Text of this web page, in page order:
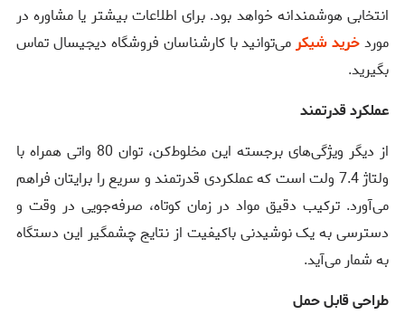
انتخابی هوشمندانه خواهد بود. برای اطلاعات بیشتر یا مشاوره در
موردخرید شیکرمی‌توانید با کارشناسان فروشگاه دیجیسال تماس
بگیرید.
عملکرد قدرتمند
از دیگر ویژگی‌های برجسته این مخلوط‌کن، توان 80 واتی همراه با
ولتاژ 7.4 ولت است که عملکردی قدرتمند و سریع را برایتان فراهم
می‌آورد. ترکیب دقیق مواد در زمان کوتاه، صرفه‌جویی در وقت و
دسترسی به یک نوشیدنی باکیفیت از نتایج چشمگیر این دستگاه
به شمار می‌آید.
طراحی قابل حمل